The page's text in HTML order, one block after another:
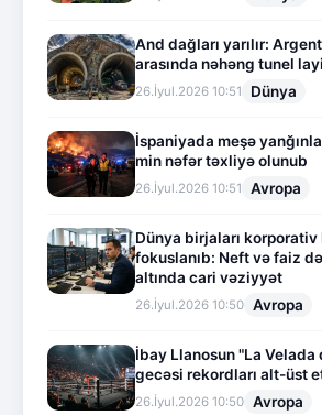
And dağları yarılır:
arasında nəhəng tunel
26.İyul.2026 10:51 Dünya
İspaniyada meşə
min nəfər təxliyə olunub
26.İyul.2026 10:51 Avropa
Dünya birjaları
fokuslanıb: Neft və faiz
altında cari vəziyyət
26.İyul.2026 10:50 Avropa
İbay Llanosun "La Velada
gecəsi rekordları alt-üst
26.İyul.2026 10:50 Avropa